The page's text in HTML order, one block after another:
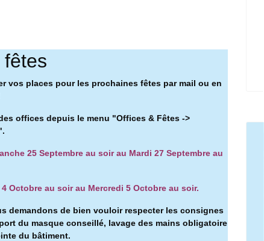
fêtes
vos places pour les prochaines fêtes par mail ou en
offices depuis le menu "Offices & Fêtes ->
25 Septembre au soir au Mardi 27 Septembre au
Octobre au soir au Mercredi 5 Octobre au soir.
demandons de bien vouloir respecter les consignes
du masque conseillé, lavage des mains obligatoire
du bâtiment.